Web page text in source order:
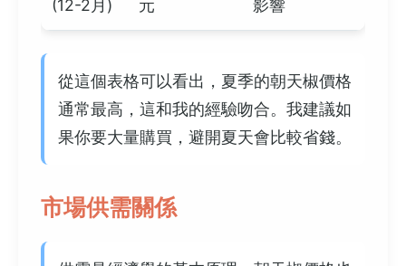
(12-2月)
元
影響
從這個表格可以看出，夏季的朝天椒價格
通常最高，這和我的經驗吻合。我建議如
果你要大量購買，避開夏天會比較省錢。
市場供需關係